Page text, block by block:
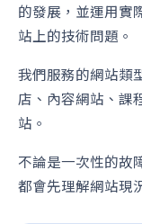
的發展，並運用實
站上的技術問題。
我們服務的網站類
店、內容網站、課
站。
不論是一次性的故
都會先理解網站現